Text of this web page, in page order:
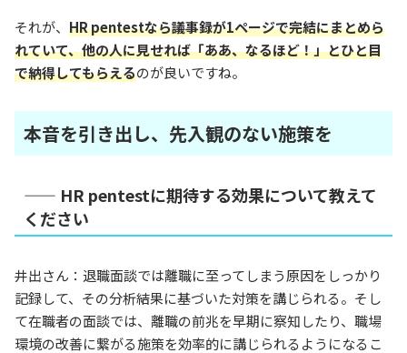
それが、 HR pentestなら議事録が1ページで完結にまとめら
れていて、他の人に見せれば「ああ、なるほど！」とひと目
で納得してもらえるのが良いですね。
本音を引き出し、先入観のない施策を
—— HR pentestに期待する効果について教えて
ください
井出さん：退職面談では離職に至ってしまう原因をしっかり
記録して、その分析結果に基づいた対策を講じられる。そし
て在職者の面談では、離職の前兆を早期に察知したり、職場
環境の改善に繋がる施策を効率的に講じられるようになるこ